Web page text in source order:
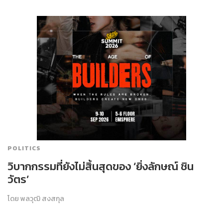
POLITICS
วิบากกรรมที่ยังไม่สิ้นสุดของ ‘ยิ่งลักษณ์ ชิน
วัตร’
โดยพลวุฒิ สงสกุล